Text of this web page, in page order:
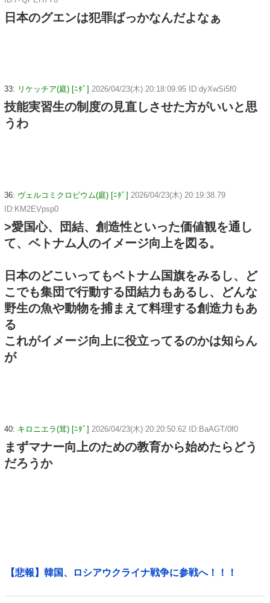
日本のグエンは犯罪ばっかなんだよなぁ
33: リケッチア(庭) [ﾆﾀﾞ] 2026/04/23(木) 20:18:09.95 ID:dyXwSi5f0
技能実習生の制度の見直しさせた方がいいと思
うわ
36: ヴェルコミクロビウム(庭) [ﾆﾀﾞ] 2026/04/23(木) 20:19:38.79
ID:KM2EVpsp0
>愛国心、団結、創造性といった価値観を通し
て、ベトナム人のイメージ向上を図る。
日本のどこいってもベトナム国旗をみるし、ど
こでも集団で行動する団結力もあるし、どんな
野生の魚や動物を捕まえて料理する創造力もあ
る
これがイメージ向上に役立ってるのかは知らん
が
40: キロニエラ(茸) [ﾆﾀﾞ] 2026/04/23(木) 20:20:50.62 ID:BaAGT/0f0
まずマナー向上のための教育から始めたらどう
だろうか
【悲報】韓国、ロシアウクライナ戦争に参戦へ！！！